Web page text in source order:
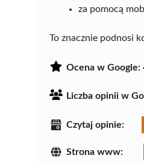
za pomocą
To znacznie podnosi
Ocena w Google:
Liczba opinii w
Czytaj opinie:
Strona www: